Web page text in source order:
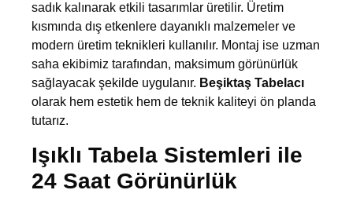
sadık kalınarak etkili tasarımlar üretilir. Üretim
kısmında dış etkenlere dayanıklı malzemeler ve
modern üretim teknikleri kullanılır. Montaj ise uzman
saha ekibimiz tarafından, maksimum görünürlük
sağlayacak şekilde uygulanır. Beşiktaş Tabelacı
olarak hem estetik hem de teknik kaliteyi ön planda
tutarız.
Işıklı Tabela Sistemleri ile
24 Saat Görünürlük